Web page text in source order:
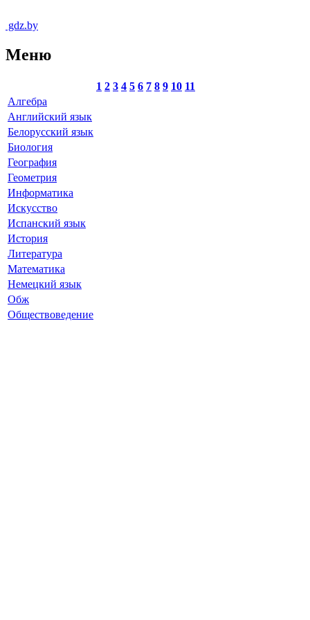
gdz.by
Меню
1 2 3 4 5 6 7 8 9 10 11
Алгебра
Английский язык
Белорусский язык
Биология
География
Геометрия
Информатика
Искусство
Испанский язык
История
Литература
Математика
Немецкий язык
Обж
Обществоведение